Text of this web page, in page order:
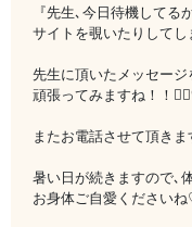
『先生､今日待機してる
サイトを覗いたりして
先生に頂いたメッセージ
頑張ってみますね！！
またお電話させて頂き
暑い日が続きますので､
お身体ご自愛ください